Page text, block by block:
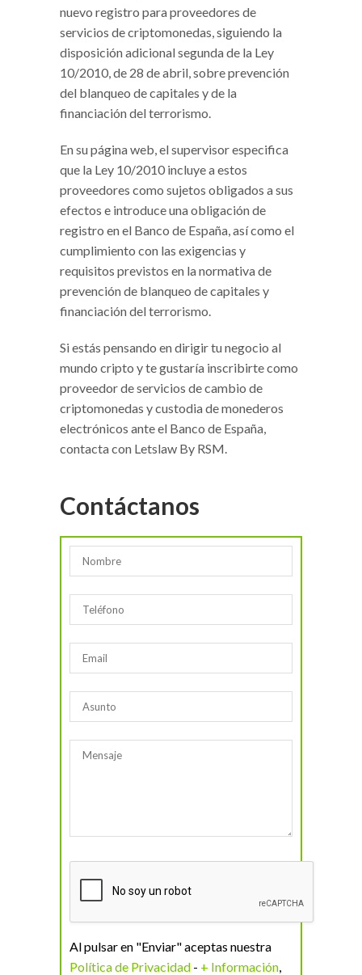
nuevo registro para proveedores de
servicios de criptomonedas, siguiendo la
disposición adicional segunda de la Ley
10/2010, de 28 de abril, sobre prevención
del blanqueo de capitales y de la
financiación del terrorismo.
En su página web, el supervisor especifica
que la Ley 10/2010 incluye a estos
proveedores como sujetos obligados a sus
efectos e introduce una obligación de
registro en el Banco de España, así como el
cumplimiento con las exigencias y
requisitos previstos en la normativa de
prevención de blanqueo de capitales y
financiación del terrorismo.
Si estás pensando en dirigir tu negocio al
mundo cripto y te gustaría inscribirte como
proveedor de servicios de cambio de
criptomonedas y custodia de monederos
electrónicos ante el Banco de España,
contacta con Letslaw By RSM.
Contáctanos
Al pulsar en "Enviar" aceptas nuestra
Política de Privacidad - + Información,